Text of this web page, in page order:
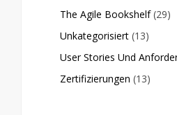
The Agile Bookshelf (29)
Unkategorisiert (13)
User Stories Und
Zertifizierungen (13)